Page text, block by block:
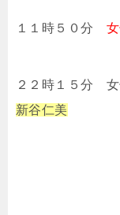
１１時５０分
２２時１５分
新谷仁美